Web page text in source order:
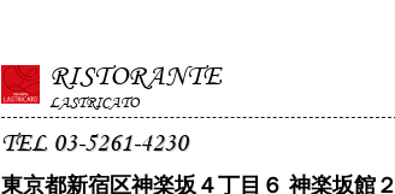
RISTORANTE
LASTRICATO
TEL 03-5261-4230
東京都新宿区神楽坂４丁目６ 神楽坂館２